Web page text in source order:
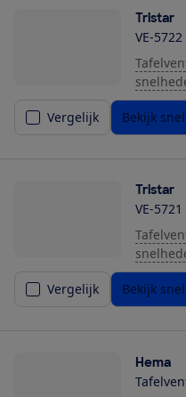
Tristar
VE-5722
Vergelijk Bekijk snel
Tristar
VE-5721
Vergelijk Bekijk snel
Hema